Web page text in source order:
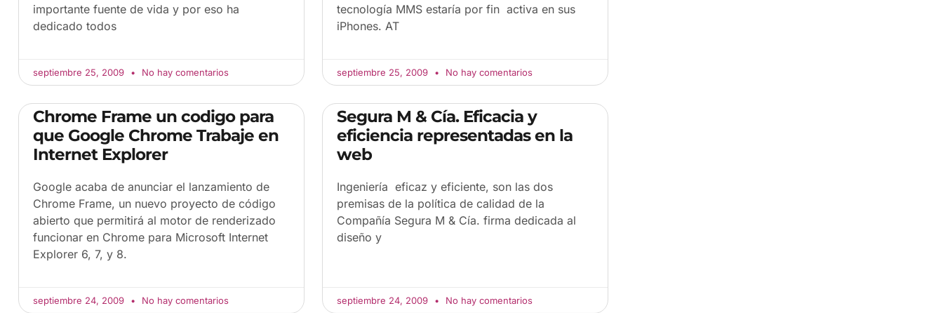
importante fuente de vida y por eso ha
dedicado todos
septiembre 25, 2009 No hay comentarios
tecnología MMS estaría por fin activa en sus
iPhones. AT
septiembre 25, 2009 No hay comentarios
Chrome Frame un codigo para
que Google Chrome Trabaje en
Internet Explorer
Google acaba de anunciar el lanzamiento de
Chrome Frame, un nuevo proyecto de código
abierto que permitirá al motor de renderizado
funcionar en Chrome para Microsoft Internet
Explorer 6, 7, y 8.
septiembre 24, 2009 No hay comentarios
Segura M & Cía. Eficacia y
eficiencia representadas en la
web
Ingeniería eficaz y eficiente, son las dos
premisas de la política de calidad de la
Compañía Segura M & Cía. firma dedicada al
diseño y
septiembre 24, 2009 No hay comentarios